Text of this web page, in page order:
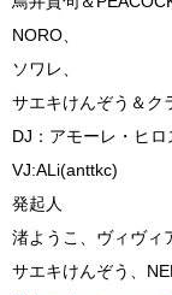
NORO、
ソワレ、
サエキけんぞう＆ク
DJ：アモーレ・ヒ
VJ:ALi(anttkc)
発起人
渚ようこ、ヴィヴィ
サエキけんぞう、